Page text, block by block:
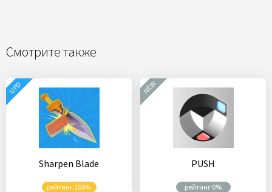
Смотрите также
Sharpen Blade
рейтинг 100%
UPD
PUSH
рейтинг 0%
NEW